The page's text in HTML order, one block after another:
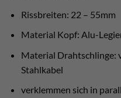
Rissbreiten: 22 – 55mm
Material Kopf: Alu-
Material Drahtschlinge:
Stahlkabel
verklemmen sich in